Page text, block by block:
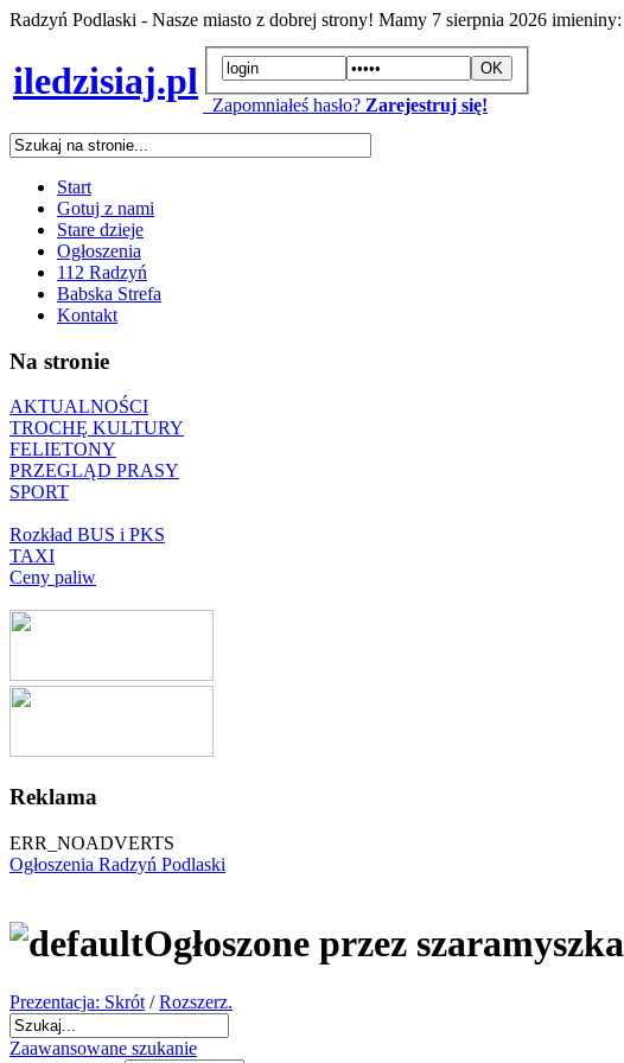
Radzyń Podlaski - Nasze miasto z dobrej strony! Mamy 7 sierpnia 2026 imieniny:
iledzisiaj.pl
Zapomniałeś hasło? Zarejestruj się!
Start
Gotuj z nami
Stare dzieje
Ogłoszenia
112 Radzyń
Babska Strefa
Kontakt
Na stronie
AKTUALNOŚCI
TROCHĘ KULTURY
FELIETONY
PRZEGLĄD PRASY
SPORT
Rozkład BUS i PKS
TAXI
Ceny paliw
Reklama
ERR_NOADVERTS
Ogłoszenia Radzyń Podlaski
Ogłoszone przez szaramyszka
Prezentacja: Skrót /Rozszerz.
Zaawansowane szukanie